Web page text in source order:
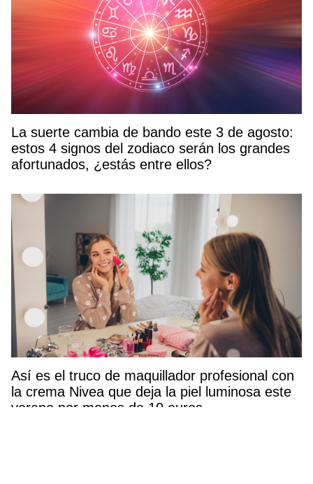
La suerte cambia de bando este 3 de agosto:
estos 4 signos del zodiaco serán los grandes
afortunados, ¿estás entre ellos?
Así es el truco de maquillador profesional con
la crema Nivea que deja la piel luminosa este
verano por menos de 10 euros